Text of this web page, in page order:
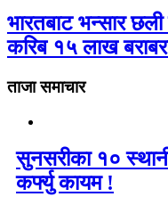
भारतबाट भन्सार छली
करिब १५ लाख
ताजा समाचार
सुनसरीका १०
कर्फ्यु कायम !